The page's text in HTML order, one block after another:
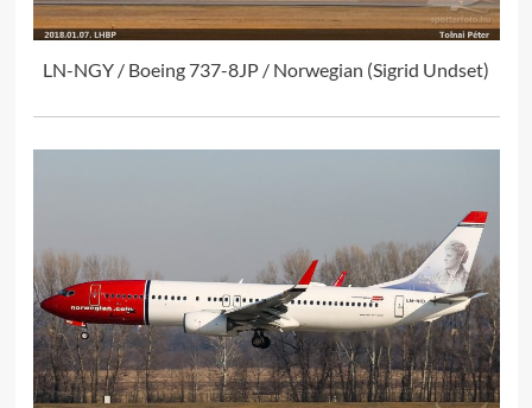
LN-NGY / Boeing 737-8JP / Norwegian (Sigrid Undset)